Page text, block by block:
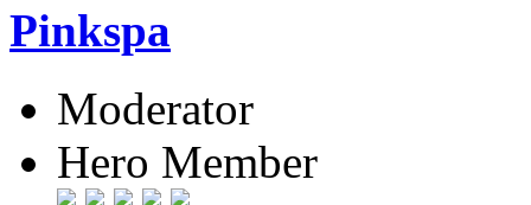
Pinkspa
Moderator
Hero Member